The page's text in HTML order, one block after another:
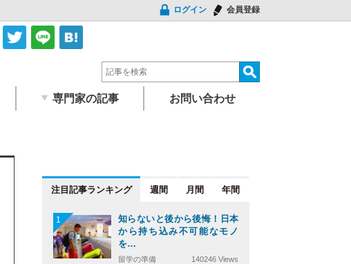
ログイン 会員登録
専門家の記事 お問い合わせ
注目記事 週間 月間 年間
1
知らないと後から後悔！日本
から持ち込み不可能なモノ
を…
留学の準備 140246 Views